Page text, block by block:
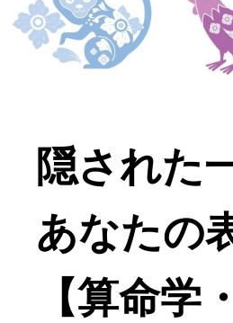
隠された
あなたの
【算命学